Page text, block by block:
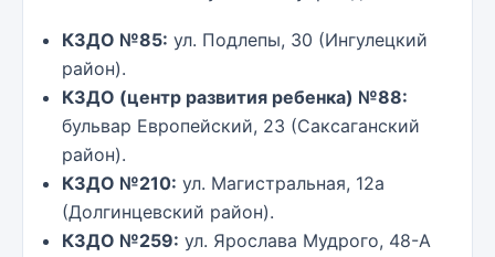
КЗДО №85: ул. Подлепы, 30 (Ингулецкий
район).
КЗДО (центр развития ребенка) №88:
бульвар Европейский, 23 (Саксаганский
район).
КЗДО №210: ул. Магистральная, 12а
(Долгинцевский район).
КЗДО №259: ул. Ярослава Мудрого, 48-А